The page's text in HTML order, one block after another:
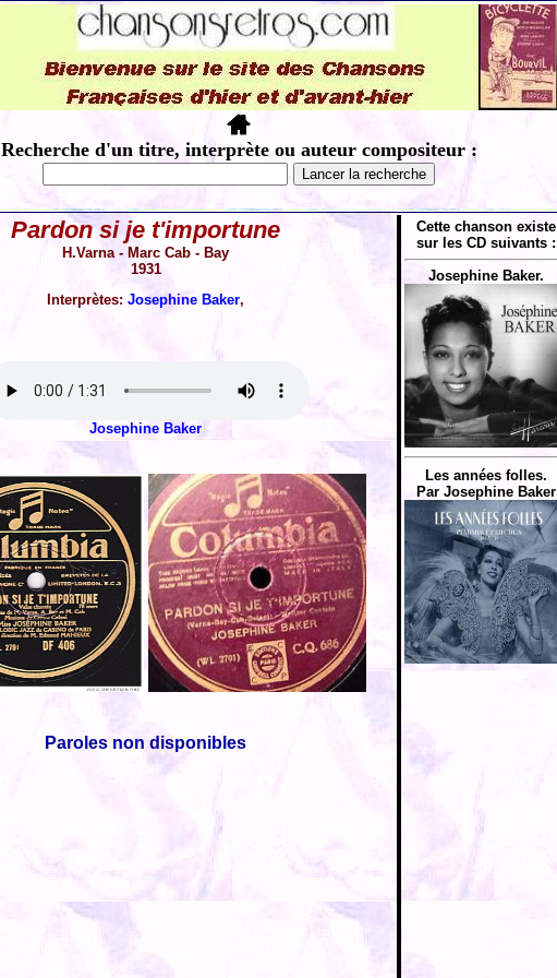
Recherche d'un titre, interprète ou auteur compositeur :
Pardon si je t'importune
H.Varna - Marc Cab - Bay
1931
Interprètes: Josephine Baker,
Josephine Baker
Paroles non disponibles
Cette chanson existe
sur les CD suivants :
Josephine Baker.
Les années folles.
Par Josephine Baker